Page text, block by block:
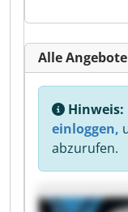
Alle
Hinweis:
einloggen,
abzurufen.